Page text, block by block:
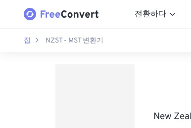
전환하다
집 NZST - MST 변환기
New